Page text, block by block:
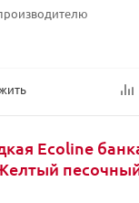
Ecoline